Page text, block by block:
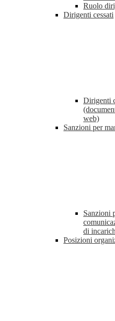
Ruolo
Dirigenti cessati
Dirigenti
web)
Sanzioni per
Sanzioni
di
Posizioni